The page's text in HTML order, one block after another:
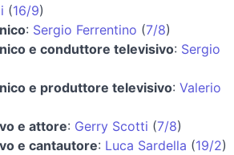
(16/9)
: Sergio Ferrentino (7/8)
e conduttore televisivo: Sergio
e produttore televisivo: Valerio
e attore: Gerry Scotti (7/8)
e cantautore: Luca Sardella (19/2)